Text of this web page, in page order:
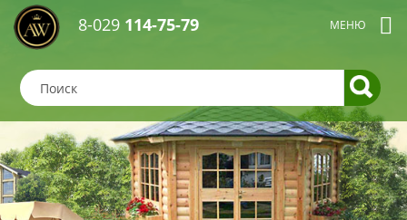
8-029 114-75-79